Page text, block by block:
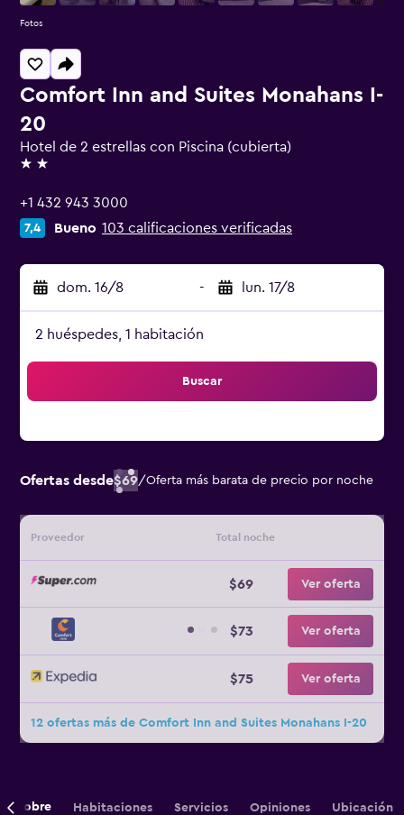
Comfort Inn and Suites Monahans I-
20
Hotel de 2 estrellas con Piscina (cubierta)
2 estrellas
+1 432 943 3000
7,4 Bueno 103 calificaciones verificadas
dom. 16/8 - lun. 17/8
2 huéspedes, 1 habitación
Buscar
Ofertas desde$69/Oferta más barata de precio por noche
Proveedor Total noche
$69 Ver oferta
$73 Ver oferta
$75 Ver oferta
12 ofertas más de Comfort Inn and Suites Monahans I-20
Fotos
Sobre Habitaciones Servicios Opiniones Ubicación